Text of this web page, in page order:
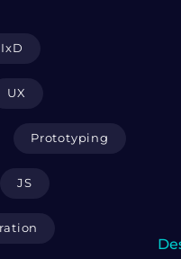
IxD
UX
Prototyping
JS